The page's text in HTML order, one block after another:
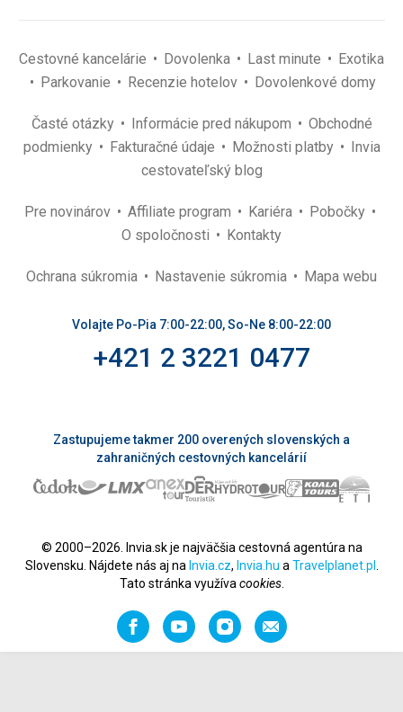
Cestovné kancelárie Dovolenka Last minute
Exotika
Parkovanie
Recenzie hotelov Dovolenkové domy
Časté otázky Informácie pred nákupom
Obchodné
podmienky
Fakturačné údaje Možnosti platby
Invia
cestovateľský blog
Pre novinárov Affiliate program Kariéra
Pobočky
O spoločnosti
Kontakty
Ochrana súkromia Nastavenie súkromia Mapa webu
Volajte Po-Pia 7:00-22:00, So-Ne 8:00-22:00
+421 2 3221 0477
Zastupujeme takmer 200 overených slovenských a
zahraničných cestovných kancelárií
© 2000–2026. Invia.sk je najväčšia cestovná agentúra na
Slovensku. Nájdete nás aj na Invia.cz, Invia.hu a Travelplanet.pl
Tato stránka využíva cookies.
FacebookYouTubeInstagramOdporučiť